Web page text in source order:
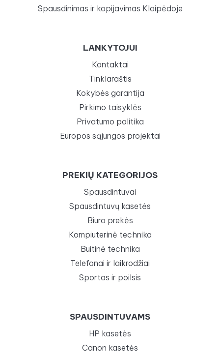
Spausdinimas ir kopijavimas Klaipėdoje
LANKYTOJUI
Kontaktai
Tinklaraštis
Kokybės garantija
Pirkimo taisyklės
Privatumo politika
Europos sąjungos projektai
PREKIŲ KATEGORIJOS
Spausdintuvai
Spausdintuvų kasetės
Biuro prekės
Kompiuterinė technika
Buitinė technika
Telefonai ir laikrodžiai
Sportas ir poilsis
SPAUSDINTUVAMS
HP kasetės
Canon kasetės